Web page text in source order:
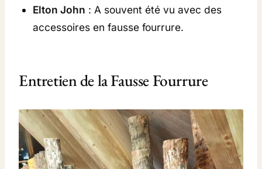
Elton John : A souvent été vu avec des
accessoires en fausse fourrure.
Entretien de la Fausse Fourrure